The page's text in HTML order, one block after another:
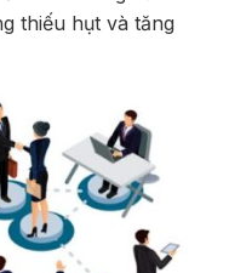
thiếu hụt và tăng